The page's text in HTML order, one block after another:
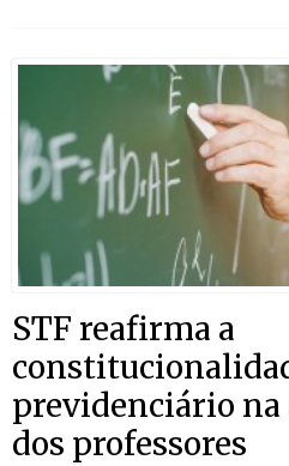
STF reafirma a
previdenciário
dos professores